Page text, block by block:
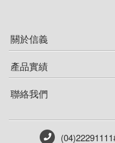
關於信義
產品實績
聯絡我們